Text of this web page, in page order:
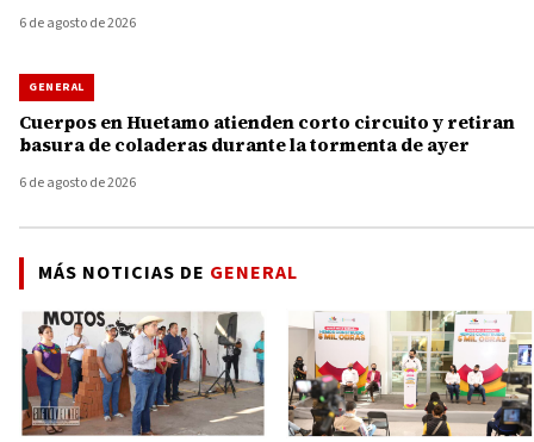
6 de agosto de 2026
GENERAL
Cuerpos en Huetamo atienden corto circuito y retiran
basura de coladeras durante la tormenta de ayer
6 de agosto de 2026
MÁS NOTICIAS DE GENERAL